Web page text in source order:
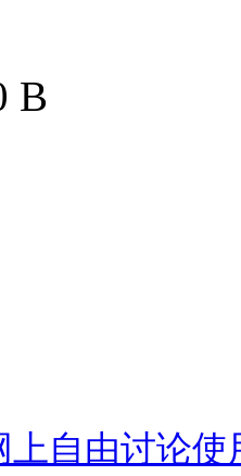
B
自由讨论使